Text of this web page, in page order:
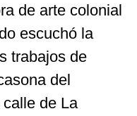
de arte colonial
escuchó la
trabajos de
del
de La